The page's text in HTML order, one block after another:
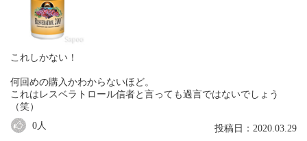
これしかない！
何回めの購入かわからないほど。
これはレスベラトロール信者と言っても過言ではないでしょう
（笑）
投稿日：2020.03.29
0人